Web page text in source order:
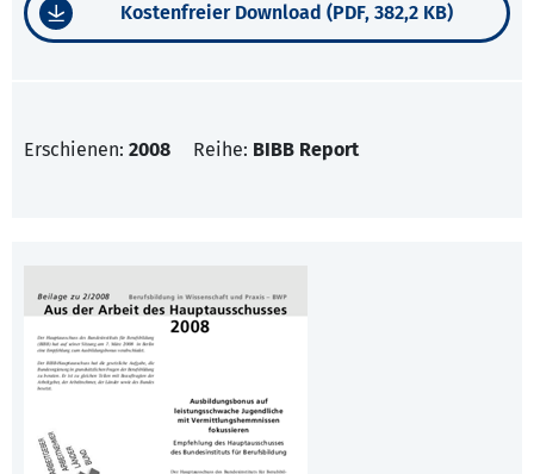
Kostenfreier Download (PDF, 382,2 KB)
Erschienen: 2008 Reihe: BIBB Report